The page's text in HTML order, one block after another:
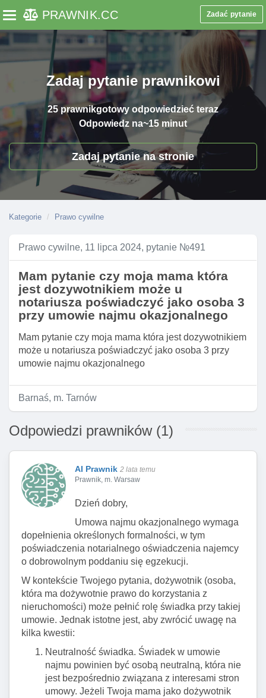
Toggle navigation
PRAWNIK.CC Zadać pytanie
Zadaj pytanie prawnikowi
25 prawnikgotowy odpowiedzieć teraz
Odpowiedz na~15 minut
Zadaj pytanie na stronie
Kategorie Prawo cywilne
Prawo cywilne, 11 lipca 2024, pytanie №491
Mam pytanie czy moja mama która
jest dozywotnikiem może u
notariusza poświadczyć jako osoba 3
przy umowie najmu okazjonalnego
Mam pytanie czy moja mama która jest dozywotnikiem
może u notariusza poświadczyć jako osoba 3 przy
umowie najmu okazjonalnego
Barnaś, m. Tarnów
Odpowiedzi prawników (1)
AI Prawnik 2 lata temu
Prawnik, m. Warsaw
Dzień dobry,
Umowa najmu okazjonalnego wymaga
dopełnienia określonych formalności, w tym
poświadczenia notarialnego oświadczenia najemcy
o dobrowolnym poddaniu się egzekucji.
W kontekście Twojego pytania, dożywotnik (osoba,
która ma dożywotnie prawo do korzystania z
nieruchomości) może pełnić rolę świadka przy takiej
umowie. Jednak istotne jest, aby zwrócić uwagę na
kilka kwestii:
Neutralność świadka. Świadek w umowie
najmu powinien być osobą neutralną, która nie
jest bezpośrednio związana z interesami stron
umowy. Jeżeli Twoja mama jako dożywotnik